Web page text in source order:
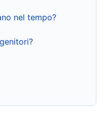
nel tempo?